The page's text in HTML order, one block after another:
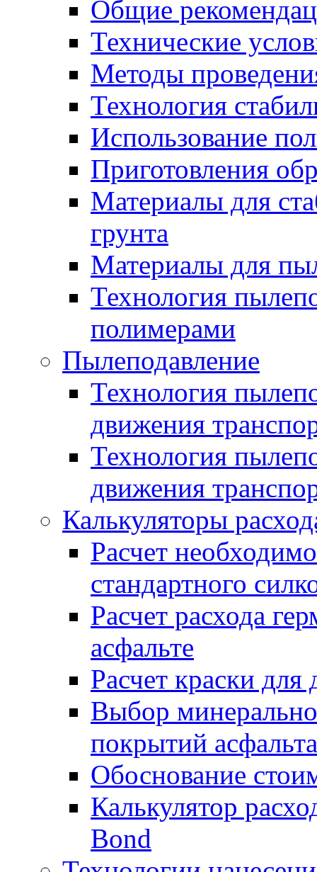
Общие
Технические
Методы
Технология
Использование
Приготовления
Материалы для
грунта
Материалы для
Технология
полимерами
Пылеподавление
Технология
движения
Технология
движения
Калькуляторы
Расчет
стандартного
Расчет расхода
асфальте
Расчет краски
Выбор
покрытий асфальта
Обоснование
Калькулятор
Bond